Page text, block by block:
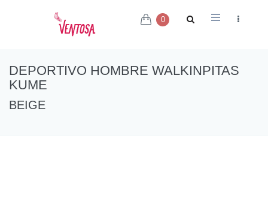
0
DEPORTIVO HOMBRE WALKINPITAS
KUME
BEIGE